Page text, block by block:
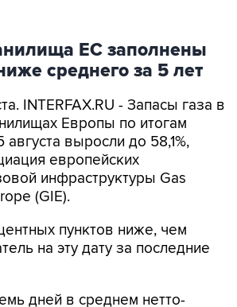
ЕС заполнены
среднего за 5 лет
INTERFAX.RU - Запасы газа в
Европы по итогам
августа выросли до 58,1%,
европейских
инфраструктуры Gas
(GIE).
пунктов ниже, чем
на эту дату за последние
дней в среднем нетто-